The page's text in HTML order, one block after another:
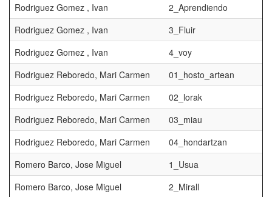
Rodriguez Gomez , Ivan
2_Aprendiendo
Rodriguez Gomez , Ivan
3_Fluir
Rodriguez Gomez , Ivan
4_voy
Rodriguez Reboredo, Mari Carmen
01_hosto_artean
Rodriguez Reboredo, Mari Carmen
02_lorak
Rodriguez Reboredo, Mari Carmen
03_miau
Rodriguez Reboredo, Mari Carmen
04_hondartzan
Romero Barco, Jose Miguel
1_Usua
Romero Barco, Jose Miguel
2_Mirall